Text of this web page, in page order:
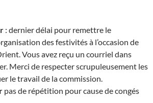
: dernier délai pour remettre le
des festivités à l’occasion de
Vous avez reçu un courriel dans
Merci de respecter scrupuleusement les
le travail de la commission.
pas de répétition pour cause de congés